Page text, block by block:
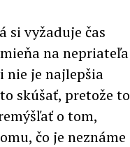
si vyžaduje čas
na nepriateľa
nie je najlepšia
skúšať, pretože to
o tom,
čo je neznáme